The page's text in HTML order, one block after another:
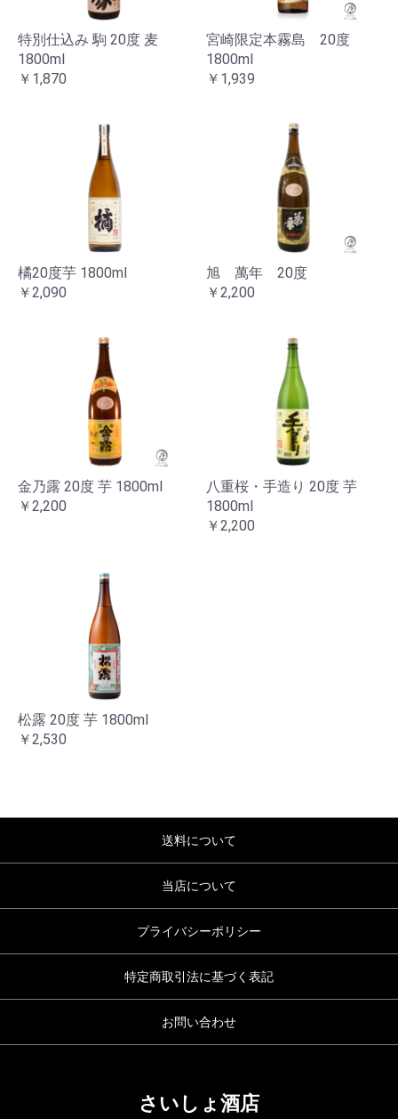
特別仕込み 駒 20度 麦
1800ml
￥1,870
宮崎限定本霧島 20度
1800ml
￥1,939
橘20度芋 1800ml
￥2,090
旭 萬年 20度
￥2,200
金乃露 20度 芋 1800ml
￥2,200
八重桜・手造り 20度 芋
1800ml
￥2,200
松露 20度 芋 1800ml
￥2,530
送料について
当店について
プライバシーポリシー
特定商取引法に基づく表記
お問い合わせ
さいしょ酒店